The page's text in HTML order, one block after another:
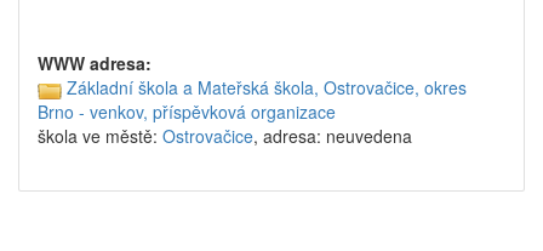
WWW adresa:
Základní škola a Mateřská škola, Ostrovačice, okres
Brno - venkov, příspěvková organizace
škola ve městě: Ostrovačice, adresa: neuvedena